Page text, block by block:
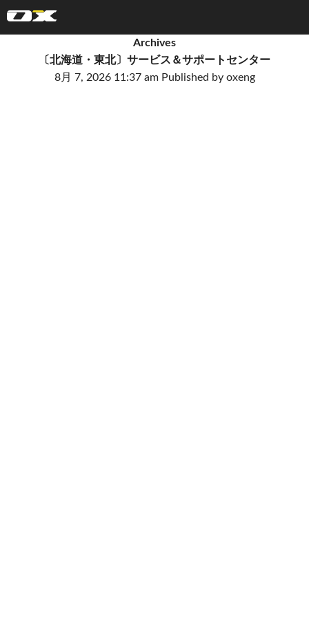
Archives
〔北海道・東北〕サービス＆サポートセンター
8月 7, 2026 11:37 am Published by oxeng